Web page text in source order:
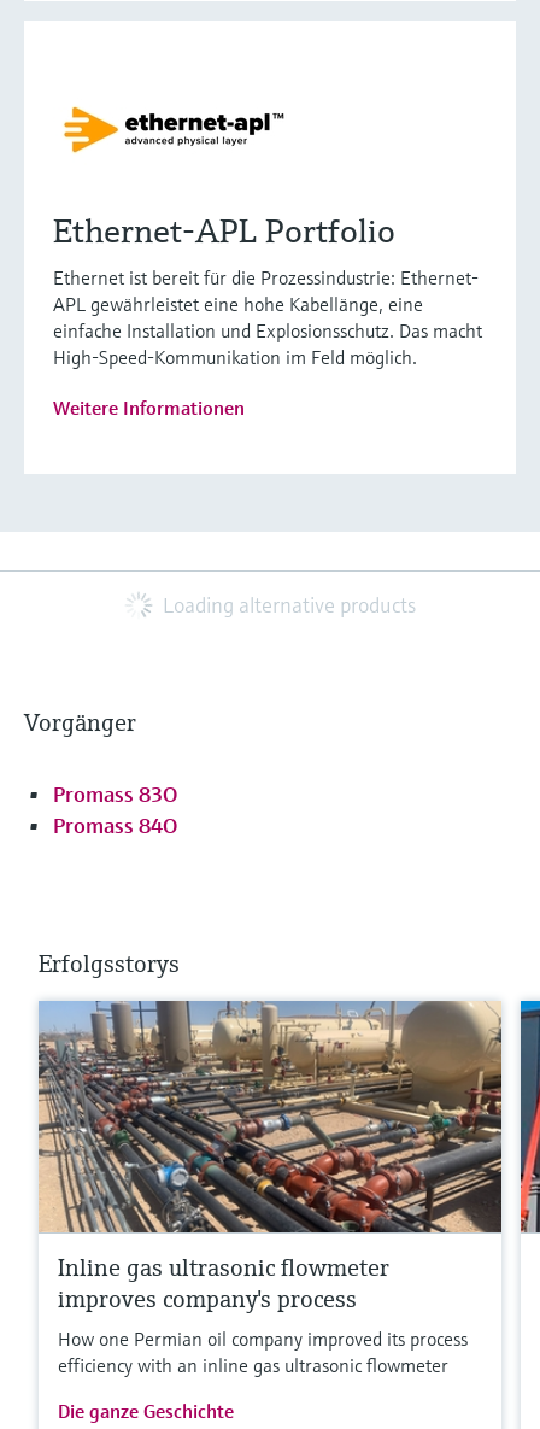
Ethernet-APL Portfolio
Ethernet ist bereit für die Prozessindustrie: Ethernet-
APL gewährleistet eine hohe Kabellänge, eine
einfache Installation und Explosionsschutz. Das macht
High-Speed-Kommunikation im Feld möglich.
Weitere Informationen
Loading alternative products
Vorgänger
Promass 83O
Promass 84O
Erfolgsstorys
Inline gas ultrasonic flowmeter
improves company's process
How one Permian oil company improved its process
efficiency with an inline gas ultrasonic flowmeter
Die ganze Geschichte